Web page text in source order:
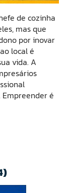
de cozinha
mas que
por inovar
local é
vida. A
é